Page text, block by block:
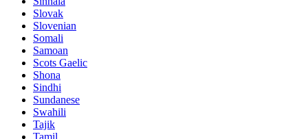
Slovak
Slovenian
Somali
Samoan
Scots Gaelic
Shona
Sindhi
Sundanese
Swahili
Tajik
Tamil